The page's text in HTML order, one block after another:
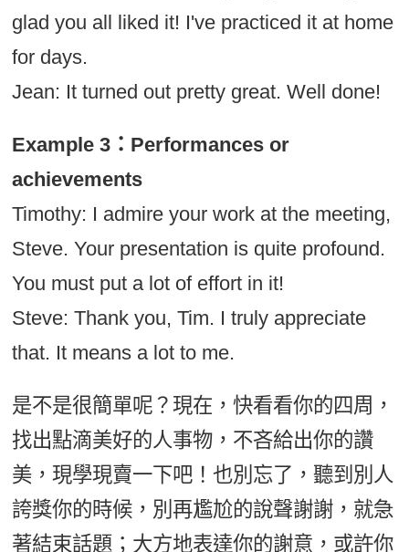
glad you all liked it! I've practiced it at home
for days.
Jean: It turned out pretty great. Well done!
Example 3：Performances or
achievements
Timothy: I admire your work at the meeting,
Steve. Your presentation is quite profound.
You must put a lot of effort in it!
Steve: Thank you, Tim. I truly appreciate
that. It means a lot to me.
是不是很簡單呢？現在，快看看你的四周，
找出點滴美好的人事物，不吝給出你的讚
美，現學現賣一下吧！也別忘了，聽到別人
誇獎你的時候，別再尷尬的說聲謝謝，就急
著結束話題；大方地表達你的謝意，或許你